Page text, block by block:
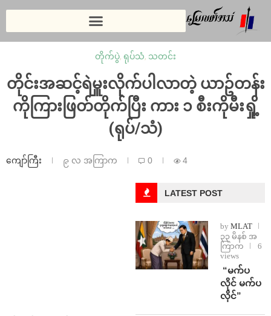
တိုက်ပွဲ, ရုပ်သံ, သတင်း
တိုင်းအဆင့်ရဲမှူးလိုက်ပါလာတဲ့ ယာဥ်တန်း
ကိုကြားဖြတ်တိုက်ပြီး ကား ၁ စီးကိုမီးရှို့
(ရုပ်/သံ)
ကျော်ကြီး ၉ လ အကြာက 0 4
LATEST POST
by MLAT
၃၃ မိနစ် အ
ကြာက
6
views
⁨ ⁨“မက်ပ
လိုင် မက်ပ
လိုင်”